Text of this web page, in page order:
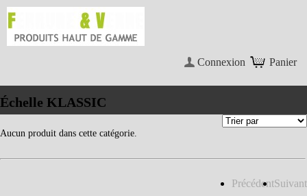
Panier
Connexion
Échelle KLASSIC
Aucun produit dans cette catégorie.
PrécédentSuivant